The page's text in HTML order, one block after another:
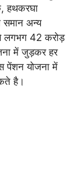
हथकरघा
समान अन्य
लगभग 42 करोड़
में जुड़कर हर
पेंशन योजना में
है।